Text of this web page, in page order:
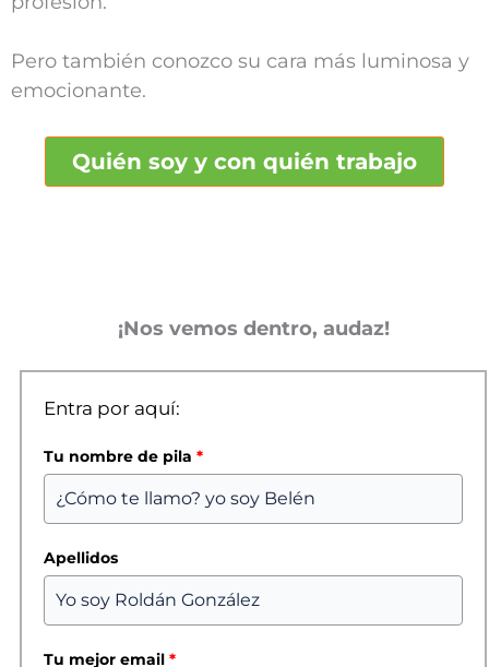
Pero también conozco su cara más luminosa y
emocionante.
Quién soy y con quién trabajo
¡Nos vemos dentro, audaz!
Entra por aquí:
Tu nombre de pila *
Apellidos
Tu mejor email *